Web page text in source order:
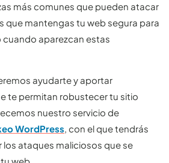
más comunes que pueden atacar
que mantengas tu web segura para
cuando aparezcan estas
ayudarte y aportar
te permitan robustecer tu sitio
nuestro servicio de
WordPress , con el que tendrás
los ataques maliciosos que se
web.